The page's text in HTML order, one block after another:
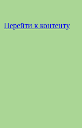
Перейти к контенту